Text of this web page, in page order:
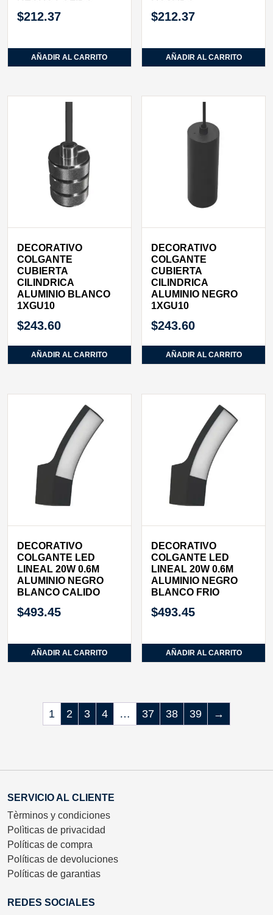
$212.37
AÑADIR AL CARRITO
$212.37
AÑADIR AL CARRITO
DECORATIVO
COLGANTE
CUBIERTA
CILINDRICA
ALUMINIO BLANCO
1XGU10
$243.60
AÑADIR AL CARRITO
DECORATIVO
COLGANTE
CUBIERTA
CILINDRICA
ALUMINIO NEGRO
1XGU10
$243.60
AÑADIR AL CARRITO
DECORATIVO
COLGANTE LED
LINEAL 20W 0.6M
ALUMINIO NEGRO
BLANCO CALIDO
$493.45
AÑADIR AL CARRITO
DECORATIVO
COLGANTE LED
LINEAL 20W 0.6M
ALUMINIO NEGRO
BLANCO FRIO
$493.45
AÑADIR AL CARRITO
1 2 3 4 … 37 38 39 →
SERVICIO AL CLIENTE
Tèrminos y condiciones
Polìticas de privacidad
Políticas de compra
Políticas de devoluciones
Políticas de garantias
REDES SOCIALES